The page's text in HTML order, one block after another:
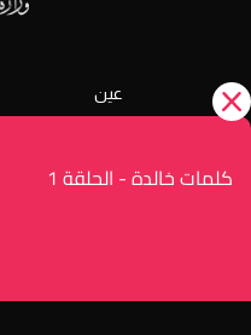
كلمات خالدة - الحلقة 1
عين